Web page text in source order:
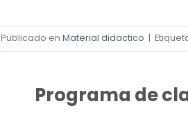
Publicado en Material didactico |
Programa de